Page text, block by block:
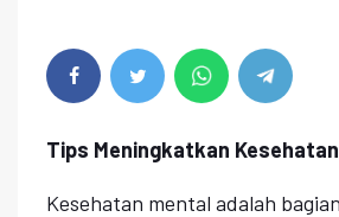
Tips Meningkatkan
Kesehatan mental adalah